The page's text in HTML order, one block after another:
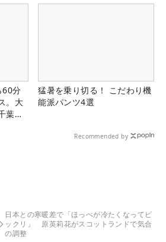
60分
。大
葉
猛暑を乗り切る！ こだわり機
能派パンツ4選
Recommended by
日本との寒暖差で「ほっぺが冷たくなってビ
ックリ」 原英莉花がスコットランドで気合
の調整